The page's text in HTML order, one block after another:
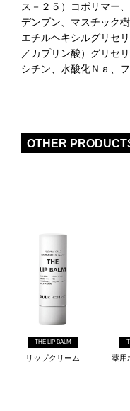
ス－２５）コポリマー
デンプン、マスチック
エチルヘキシルグリセ
／カプリン酸）グリセ
シチン、水酸化Ｎａ、
OTHER
THE LIP BALM
リップクリーム 薬用